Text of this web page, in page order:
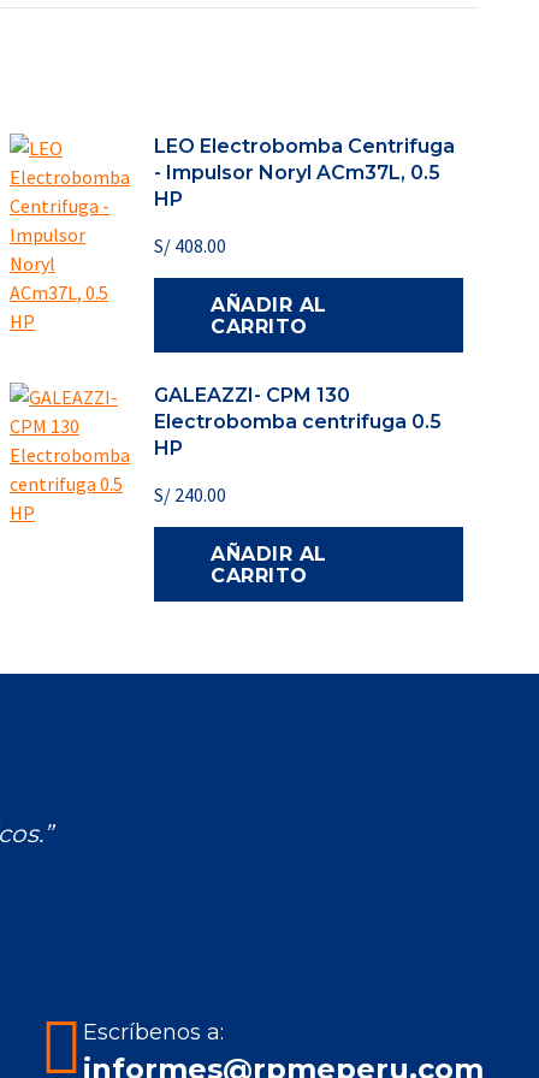
LEO Electrobomba Centrifuga
- Impulsor Noryl ACm37L, 0.5
HP
S/ 408.00
AÑADIR AL
CARRITO
GALEAZZI- CPM 130
Electrobomba centrifuga 0.5
HP
S/ 240.00
AÑADIR AL
CARRITO
Escríbenos a:
informes@rpmeperu.com